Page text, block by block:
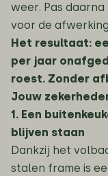
weer. Pas
voor de
Het resultaat:
per jaar
roest. Zonder
Jouw
1. Een
blijven staan
Dankzij het
stalen frame is